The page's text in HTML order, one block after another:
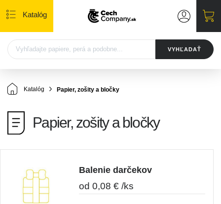
Katalóg
VYHĽADAŤ
Katalóg Papier, zošity a bločky
Papier, zošity a bločky
Balenie darčekov
od 0,08 € /ks